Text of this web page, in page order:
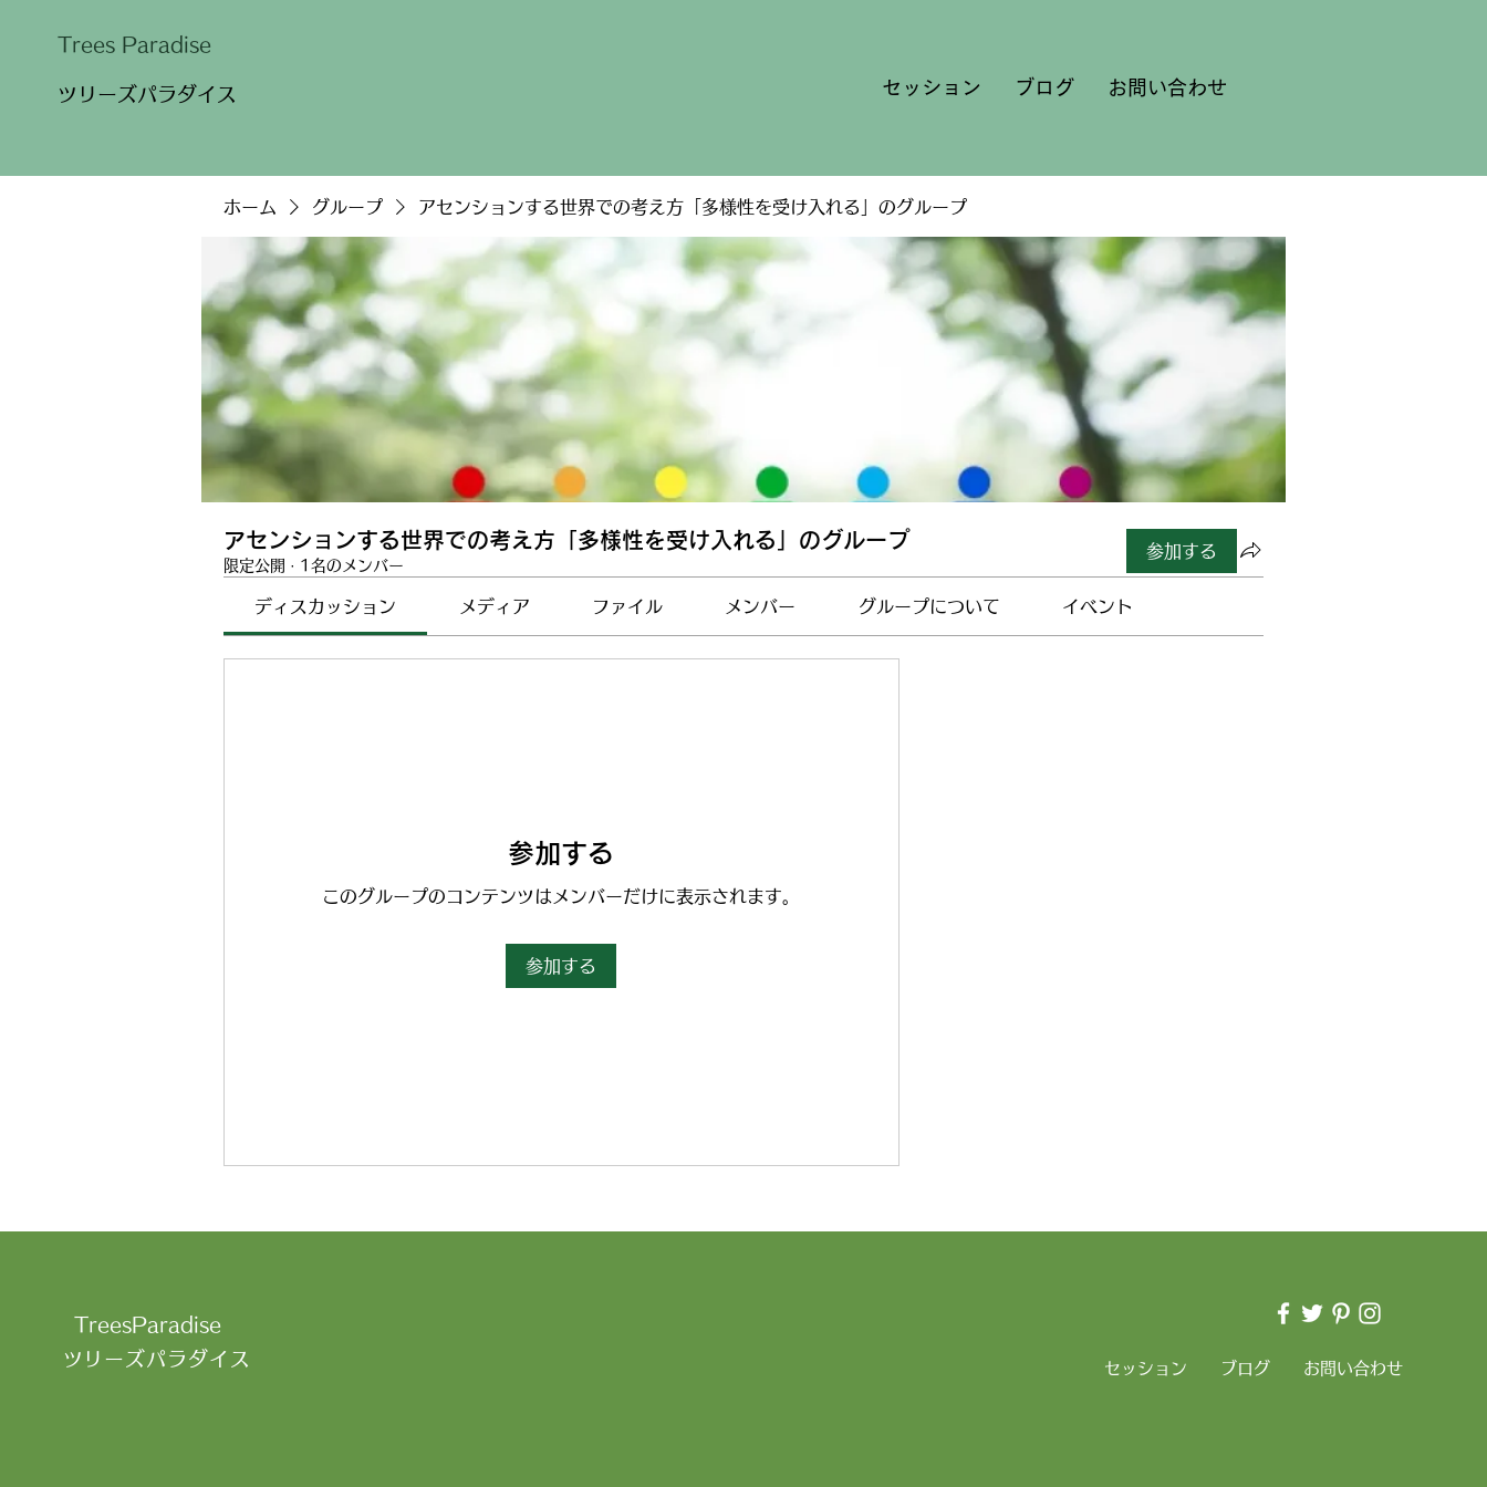
​Trees Paradise
​ツリーズパラダイス セッション ブログ お問い合わせ
ホーム グループ アセンションする世界での考え方「多様性を受け入れる」のグループ
アセンションする世界での考え方「多様性を受け入れる」のグループ
限定公開 · 1名のメンバー
参加する
ディスカッション メディア ファイル メンバー グループについて イベント
参加する
このグループのコンテンツはメンバーだけに表示されます。
参加する
TreesParadise
​ツリーズパラダイス
セッション ブログ お問い合わせ